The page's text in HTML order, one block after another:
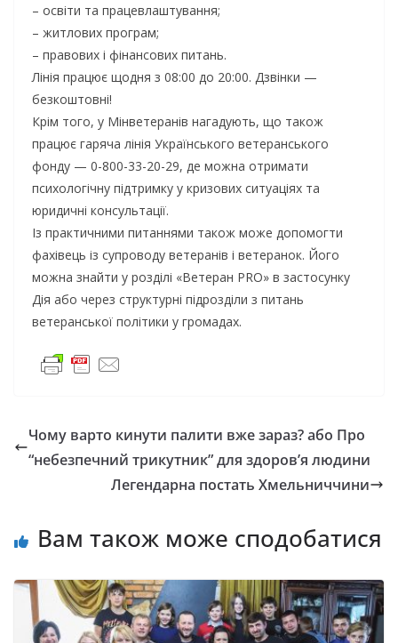
– освіти та працевлаштування;
– житлових програм;
– правових і фінансових питань.
Лінія працює щодня з 08:00 до 20:00. Дзвінки —
безкоштовні!
Крім того, у Мінветеранів нагадують, що також
працює гаряча лінія Українського ветеранського
фонду — 0-800-33-20-29, де можна отримати
психологічну підтримку у кризових ситуаціях та
юридичні консультації.
Із практичними питаннями також може допомогти
фахівець із супроводу ветеранів і ветеранок. Його
можна знайти у розділі «Ветеран PRO» в застосунку
Дія або через структурні підрозділи з питань
ветеранської політики у громадах.
Чому варто кинути палити вже зараз? або Про
“небезпечний трикутник” для здоров’я людини
Легендарна постать Хмельниччини
Вам також може сподобатися